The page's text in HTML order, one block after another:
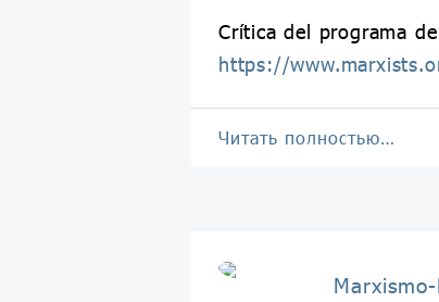
Crítica del programa
https://
Читать полностью…